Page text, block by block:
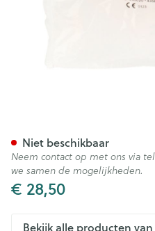
€ 28,50
Niet beschikbaar
Neem contact op met ons via
we samen de mogelijkheden.
Bekijk alle producten van